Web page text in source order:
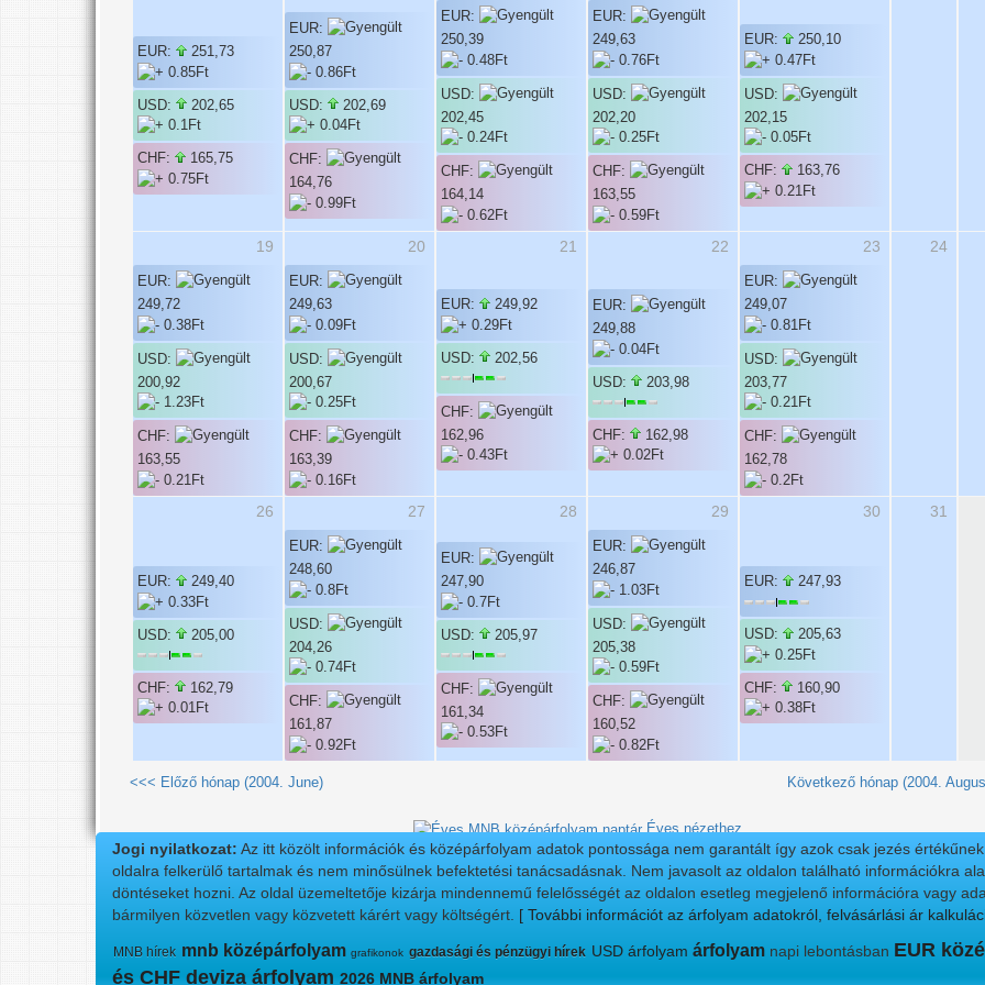
EUR: 251,73
USD: 202,65
CHF: 165,75
EUR:
250,87
USD: 202,69
CHF:
164,76
EUR:
250,39
USD:
202,45
CHF:
164,14
EUR:
249,63
USD:
202,20
CHF:
163,55
EUR: 250,10
USD:
202,15
CHF: 163,76
19
EUR:
249,72
USD:
200,92
CHF:
163,55
20
EUR:
249,63
USD:
200,67
CHF:
163,39
21
EUR: 249,92
USD: 202,56
CHF:
162,96
22
EUR:
249,88
USD: 203,98
CHF: 162,98
23
EUR:
249,07
USD:
203,77
CHF:
162,78
24
26
EUR: 249,40
USD: 205,00
CHF: 162,79
27
EUR:
248,60
USD:
204,26
CHF:
161,87
28
EUR:
247,90
USD: 205,97
CHF:
161,34
29
EUR:
246,87
USD:
205,38
CHF:
160,52
30
EUR: 247,93
USD: 205,63
CHF: 160,90
31
<<< Előző hónap (2004. June) Következő hónap (2004.
Éves nézethez
Jogi nyilatkozat: Az itt közölt információk és középárfolyam adatok pontossága nem garantált így azok csak jezés
oldalra felkerülő tartalmak és nem minősülnek befektetési tanácsadásnak. Nem javasolt az oldalon található információkra
döntéseket hozni. Az oldal üzemeltetője kizárja mindennemű felelősségét az oldalon esetleg megjelenő információra vagy
bármilyen közvetlen vagy közvetett kárért vagy költségért. [ További információt az árfolyam adatokról, felvásárlási ár
MNB hírek mnb középárfolyam grafikonok gazdasági és pénzügyi hírek USD árfolyam árfolyam napi lebontásban EUR
és CHF deviza árfolyam 2026 MNB árfolyam